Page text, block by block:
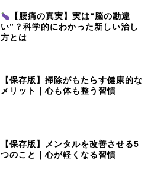
【腰痛の真実】実は“脳の勘違
い”？科学的にわかった新しい治し
方とは
【保存版】掃除がもたらす健康的な
メリット｜心も体も整う習慣
【保存版】メンタルを改善させる5
つのこと｜心が軽くなる習慣